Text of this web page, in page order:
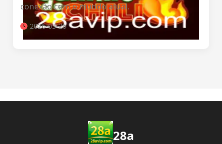
conexão com o mundo atual.
2026-03-26
28a